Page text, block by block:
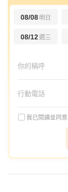
08/08 明日
08/12週三
我已閱讀並同意